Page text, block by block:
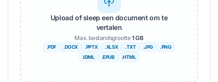
Upload of sleep een document om te
vertalen
Max. bestandsgrootte1 GB
.PDF .DOCX .PPTX .XLSX .TXT .JPG
.PNG
.IDML
.EPUB .HTML